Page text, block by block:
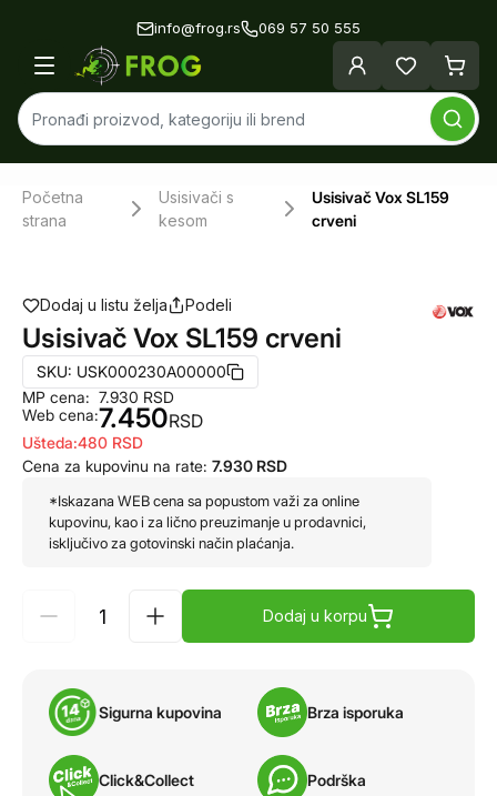
info@frog.rs 069 57 50 555
Početna
strana
Usisivači s
kesom
Usisivač Vox SL159
crveni
Dodaj u listu želja Podeli
Usisivač Vox SL159 crveni
SKU: USK000230A00000
MP cena:
Web cena:
7.930 RSD
7.450RSD
Ušteda:480 RSD
Cena za kupovinu na rate: 7.930 RSD
*Iskazana WEB cena sa popustom važi za online
kupovinu, kao i za lično preuzimanje u prodavnici,
isključivo za gotovinski način plaćanja.
Dodaj u korpu
Sigurna kupovina Brza isporuka
Click&Collect Podrška